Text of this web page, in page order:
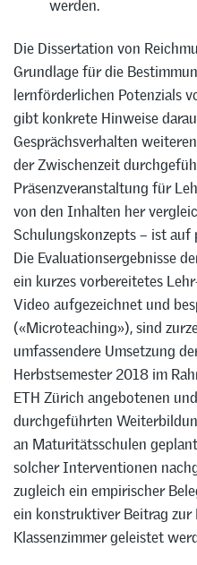
werden.
Die Dissertation von
Grundlage für die
lernförderlichen Potenzials
gibt konkrete Hinweise
Gesprächsverhalten
der Zwischenzeit
Präsenzveranstaltung für
von den Inhalten her
Schulungskonzepts – ist auf
Die Evaluationsergebnisse
ein kurzes vorbereitetes
Video aufgezeichnet und
(«Microteaching»), sind
umfassendere Umsetzung
Herbstsemester 2018 im
ETH Zürich angebotenen
durchgeführten
an Maturitätsschulen
solcher Interventionen
zugleich ein empirischer
ein konstruktiver Beitrag
Klassenzimmer geleistet